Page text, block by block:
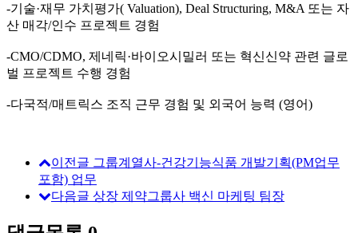
-기술·재무 가치평가( Valuation), Deal Structuring, M&A 또는 자
산 매각/인수 프로젝트 경험​
-CMO/CDMO, 제네릭·바이오시밀러 또는 혁신신약 관련 글로
벌 프로젝트 수행 경험​
-다국적/매트릭스 조직 근무 경험 및 외국어 능력 (영어)​
이전글 그룹계열사-건강기능식품 개발기획(PM업무
포함) 업무
다음글 상장 제약그룹사 백신 마케팅 팀장